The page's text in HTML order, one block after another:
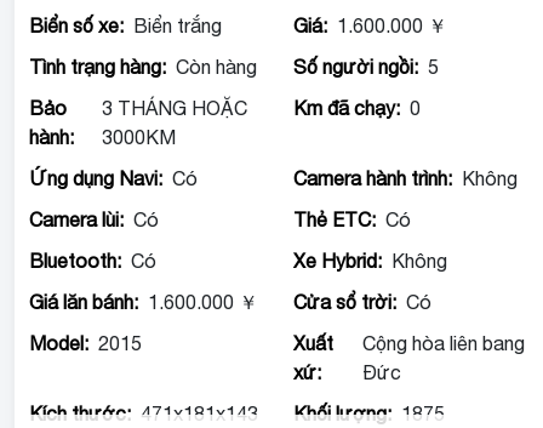
Biển số xe: Biển trắng Giá: 1.600.000 ￥
Tình trạng hàng: Còn hàng Số người ngồi: 5
Bảo
hành:
3 THÁNG HOẶC
3000KM
Km đã chạy: 0
Ứng dụng Navi: Có Camera hành trình: Không
Camera lùi: Có Thẻ ETC: Có
Bluetooth: Có Xe Hybrid: Không
Giá lăn bánh: 1.600.000 ￥ Cửa sổ trời: Có
Model: 2015
Xuất
xứ:
Cộng hòa liên bang
Đức
Kích thước: 471x181x143 Khối lượng: 1875